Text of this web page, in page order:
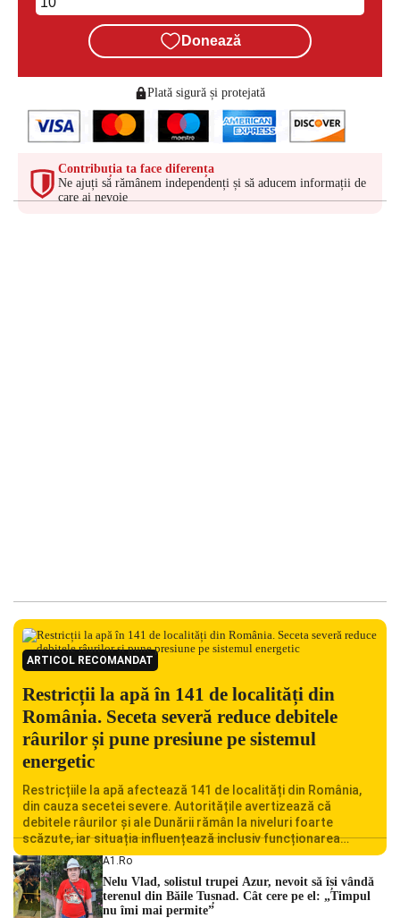
Donează
Plată sigură și protejată
Contribuția ta face diferența
Ne ajuți să rămânem independenți și să aducem informații de
care ai nevoie
ARTICOL RECOMANDAT
Restricții la apă în 141 de localități din
România. Seceta severă reduce debitele
râurilor și pune presiune pe sistemul
energetic
Restricțiile la apă afectează 141 de localități din România,
din cauza secetei severe. Autoritățile avertizează că
debitele râurilor și ale Dunării rămân la niveluri foarte
scăzute, iar situația influențează inclusiv funcționarea
Centralei Nucleare de la Cernavodă. România se confruntă
cu una dintre cele mai dificile perioade din punct de vedere
hidrologic din ultimii ani. Lipsa […]
A1.ro
Nelu Vlad, solistul trupei Azur, nevoit să își vândă
terenul din Băile Tușnad. Cât cere pe el: „Timpul
nu îmi mai permite”